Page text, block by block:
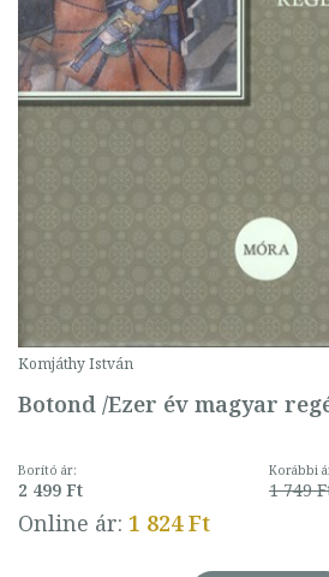
Komjáthy István
Botond /Ezer év magyar
Borító ár:
2 499 Ft
Korábbi
1 749
Online ár: 1 824 Ft